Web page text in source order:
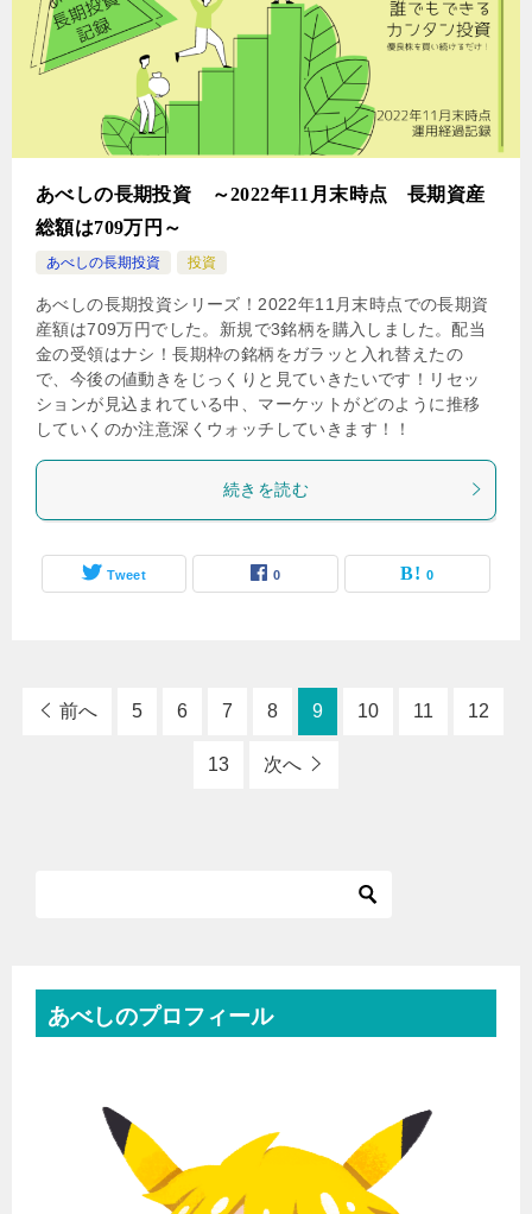
あべしの長期投資 ～2022年11月末時点 長期資産
総額は709万円～
あべしの長期投資 投資
あべしの長期投資シリーズ！2022年11月末時点での長期資
産額は709万円でした。新規で3銘柄を購入しました。配当
金の受領はナシ！長期枠の銘柄をガラッと入れ替えたの
で、今後の値動きをじっくりと見ていきたいです！リセッ
ションが見込まれている中、マーケットがどのように推移
していくのか注意深くウォッチしていきます！！
続きを読む
Tweet 0 0
前へ 5 6 7 8 9 10 11 12
13 次へ
あべしのプロフィール